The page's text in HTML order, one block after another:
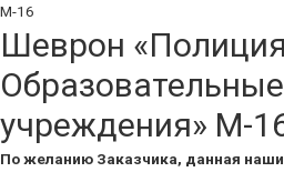
М-16
Шеврон «Полиция
Образовательные
учреждения» М-
По желанию Заказчика, данная